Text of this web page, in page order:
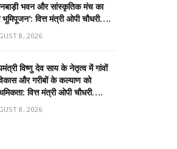
भवन और सांस्कृतिक मंच का
वित्त मंत्री ओपी चौधरी….
8, 2026
विष्णु देव साय के नेतृत्व में गांवों
और गरीबों के कल्याण को
वित्त मंत्री ओपी चौधरी….
8, 2026